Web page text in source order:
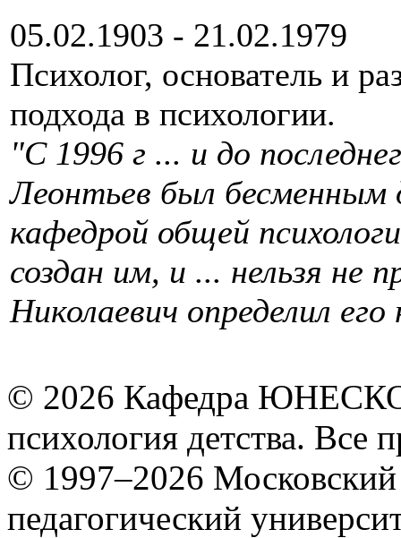
05.02.1903 - 21.02.1979
Психолог, основатель и
подхода в психологии.
"С 1996 г ... и до
Леонтьев был бесменным
кафедрой общей
создан им, и ... нельзя не
Николаевич определил
© 2026 Кафедра ЮНЕСКО
психология детства. Все
© 1997–2026 Московский
педагогический